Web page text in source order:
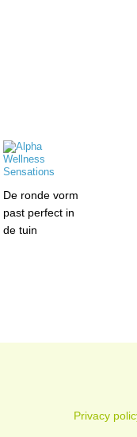
De ronde vorm
past perfect in
de tuin
Privacy